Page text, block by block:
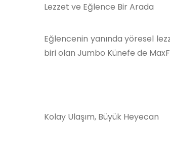
Lezzet ve Eğlence Bir Arada
Eğlencenin yanında yöresel
biri olan Jumbo Künefe de
Kolay Ulaşım, Büyük Heyecan